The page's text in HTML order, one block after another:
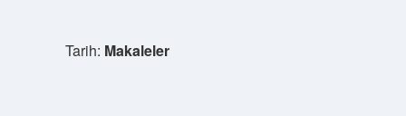
Tarih: Makaleler